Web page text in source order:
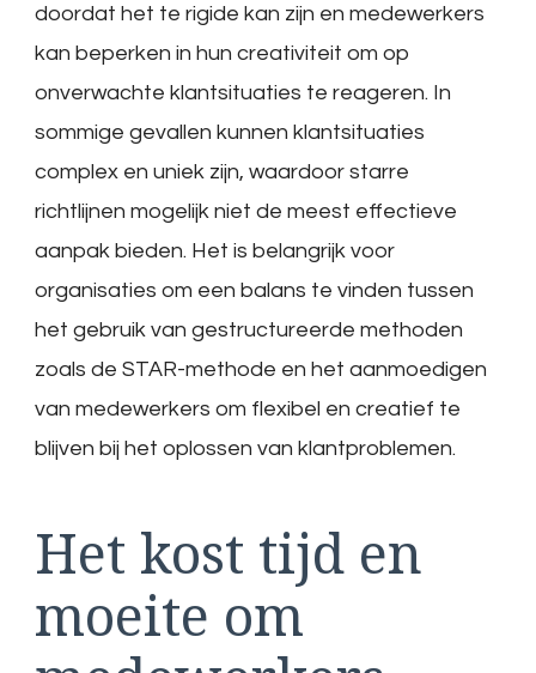
doordat het te rigide kan zijn en medewerkers
kan beperken in hun creativiteit om op
onverwachte klantsituaties te reageren. In
sommige gevallen kunnen klantsituaties
complex en uniek zijn, waardoor starre
richtlijnen mogelijk niet de meest effectieve
aanpak bieden. Het is belangrijk voor
organisaties om een balans te vinden tussen
het gebruik van gestructureerde methoden
zoals de STAR-methode en het aanmoedigen
van medewerkers om flexibel en creatief te
blijven bij het oplossen van klantproblemen.
Het kost tijd en
moeite om